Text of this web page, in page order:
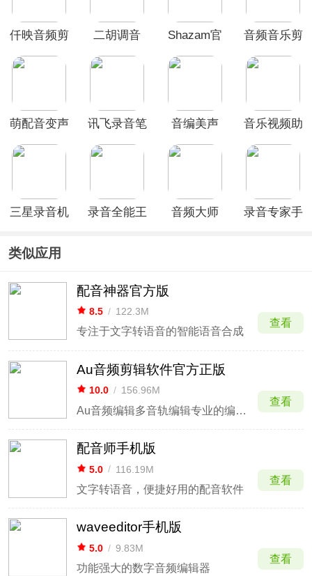
仟映音频剪
二胡调音
Shazam官
音频音乐剪
萌配音变声
讯飞录音笔
音编美声
音乐视频助
三星录音机
录音全能王
音频大师
录音专家手
类似应用
配音神器官方版
8.5 / 122.3M
专注于文字转语音的智能语音合成
查看
Au音频剪辑软件官方正版
10.0 / 156.96M
Au音频编辑多音轨编辑专业的编辑器
查看
配音师手机版
5.0 / 116.19M
文字转语音，便捷好用的配音软件
查看
waveeditor手机版
5.0 / 9.83M
功能强大的数字音频编辑器
查看